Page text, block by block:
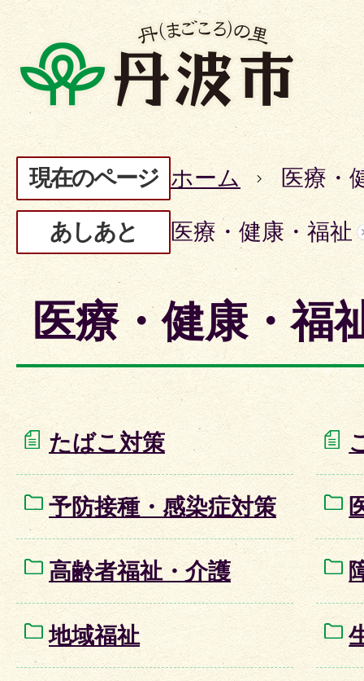
現在のページ ホーム 医療・
あしあと 医療・健康・福祉
医療・健康・福
たばこ対策
予防接種・感染症対策
高齢者福祉・介護
地域福祉